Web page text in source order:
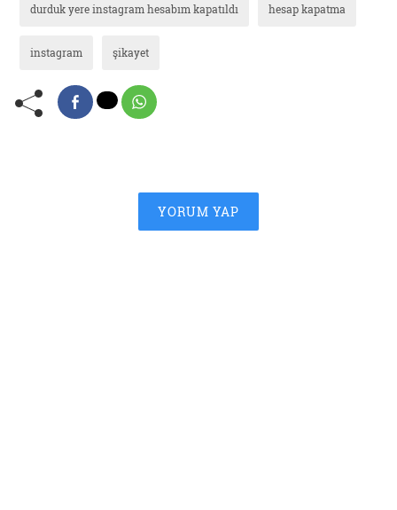
durduk yere instagram hesabım kapatıldı hesap kapatma
instagram şikayet
YORUM YAP